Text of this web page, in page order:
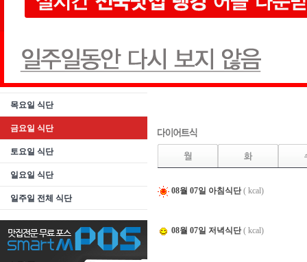
화요일 식단
수요일 식단
목요일 식단
금요일 식단
토요일 식단
일요일 식단
일주일 전체 식단
08월 07일 아침식단 ( kcal)
08월 07일 저녁식단 ( kcal)